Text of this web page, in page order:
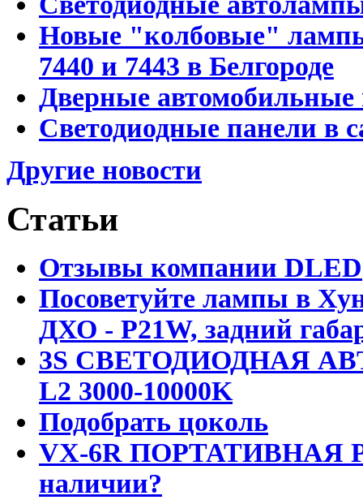
Новые "колбовые"
7440 и 7443 в Белгороде
Дверные автомобильные
Светодиодные панели в
Другие новости
Статьи
Отзывы компании DLED
Посоветуйте лампы в
ДХО - P21W, задний
3S СВЕТОДИОДНАЯ
L2 3000-10000K
Подобрать цоколь
VX-6R ПОРТАТИВНАЯ
наличии?